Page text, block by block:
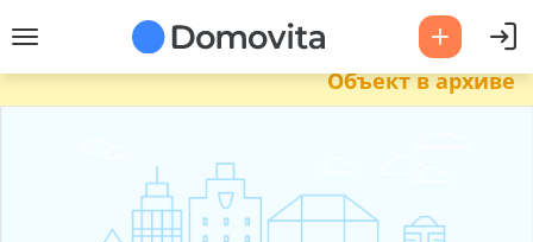
Объект в архиве